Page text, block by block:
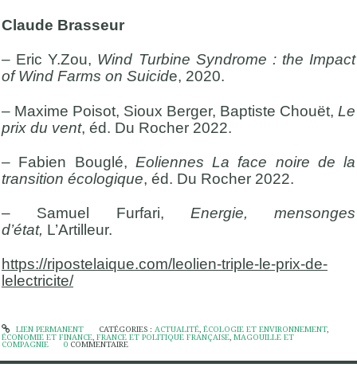
Claude Brasseur
– Eric Y.Zou, Wind Turbine Syndrome : the Impact
of Wind Farms on Suicide, 2020.
– Maxime Poisot, Sioux Berger, Baptiste Chouët, Le
prix du vent, éd. Du Rocher 2022.
– Fabien Bouglé, Eoliennes La face noire de la
transition écologique, éd. Du Rocher 2022.
– Samuel Furfari, Energie, mensonges
d’état, L’Artilleur.
https://ripostelaique.com/leolien-triple-le-prix-de-
lelectricite/
LIEN PERMANENT CATÉGORIES : ACTUALITÉ, ÉCOLOGIE ET ENVIRONNEMENT,
ÉCONOMIE ET FINANCE FRANCE ET POLITIQUE FRANÇAISE MAGOUILLE ET
COMPAGNIE 0 COMMENTAIRE